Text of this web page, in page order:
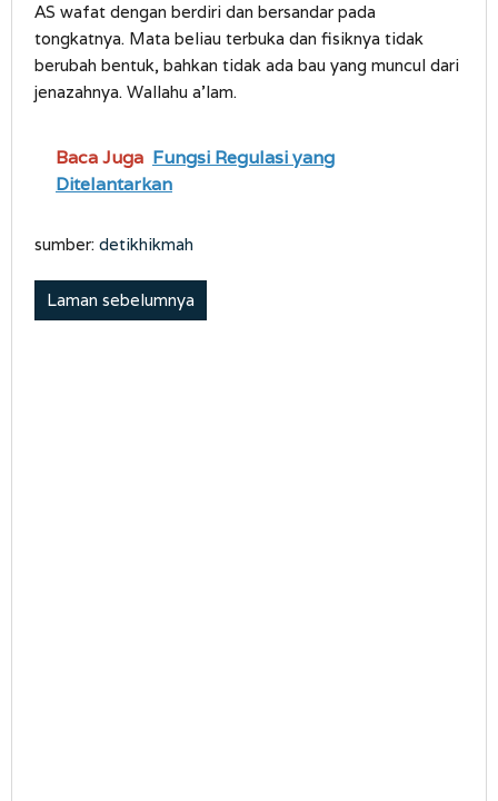
AS wafat dengan berdiri dan bersandar pada
tongkatnya. Mata beliau terbuka dan fisiknya tidak
berubah bentuk, bahkan tidak ada bau yang muncul dari
jenazahnya. Wallahu a’lam.
Baca Juga Fungsi Regulasi yang
Ditelantarkan
sumber: detikhikmah
Laman sebelumnya